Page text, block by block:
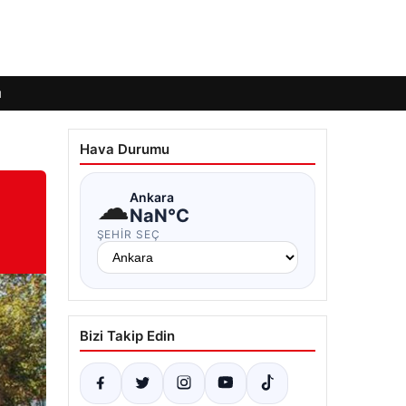
Hava Durumu
☁Ankara
NaN°C
ŞEHIR SEÇ
Bizi Takip Edin